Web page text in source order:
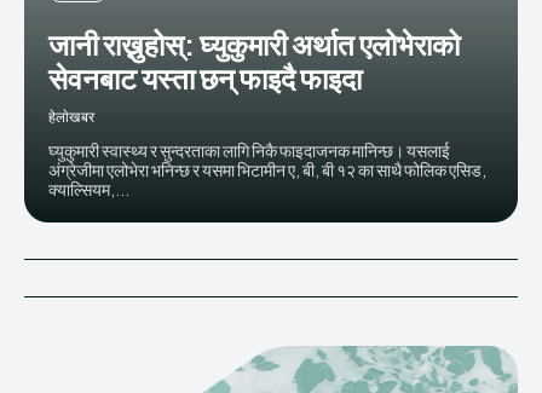
जानी राख्नुहोस्: घ्युकुमारी अर्थात एलोभेराको
सेवनबाट यस्ता छन् फाइदै फाइदा
हेलाेखबर
घ्युकुमारी स्वास्थ्य र सुन्दरताका लागि निकै फाइदाजनक मानिन्छ। यसलाई
अंग्रेजीमा एलोभेरा भनिन्छ र यसमा भिटामीन ए, बी, बी १२ का साथै फोलिक एसिड,
क्याल्सियम,...